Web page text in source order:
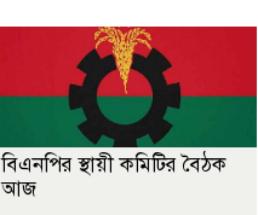
বিএনপির স্থায়ী কমিটির বৈঠক
আজ